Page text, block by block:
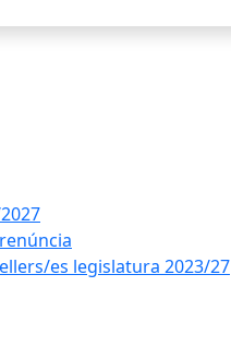
es legislatura 2023/27